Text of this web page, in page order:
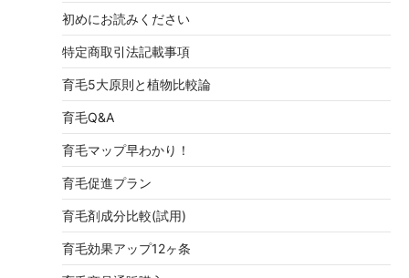
初めにお読みください
特定商取引法記載事項
育毛5大原則と植物比較論
育毛Q&A
育毛マップ早わかり！
育毛促進プラン
育毛剤成分比較(試用)
育毛効果アップ12ヶ条